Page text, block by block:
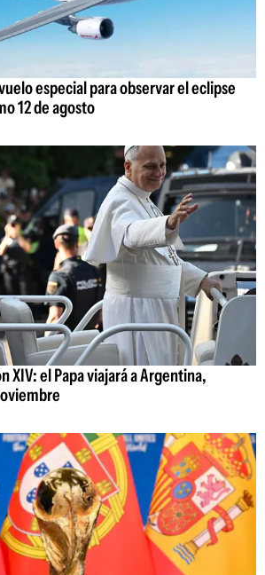
especial para observar el eclipse
12 de agosto
XIV: el Papa viajará a Argentina,